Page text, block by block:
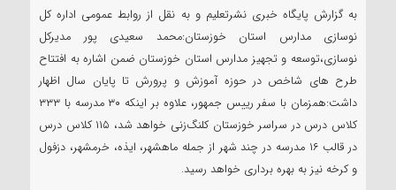
به گزارش پایگاه خبری نشرتعلیم و به نقل از روابط عمومی اداره کل
نوسازی مدارس استان خوزستان:محمد سعیدی پور مدیرکل
نوسازی،توسعه و تجهیز مدارس استان خوزستان ضمن اشاره به افتتاح
طرح های شاخص در حوزه آموزش و پرورش تا پایان سال اظهار
داشت:همزمان با سفر رییس جمهور، علاوه بر اینکه ۳۰ مدرسه با ۳۳۳
کلاس درس در سراسر خوزستان کلنگ‌زنی خواهد شد، ۱۱۵ کلاس درس
در قالب ۱۶ مدرسه در چند شهر از جمله ماهشهر، ایذه، خرمشهر، دزفول
و کرخه نیز به بهره برداری خواهد رسید.